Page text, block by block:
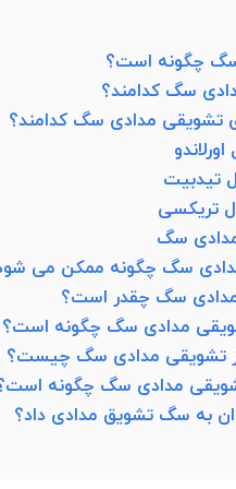
چگونه است؟
سگ کدامند؟
تشویقی مدادی سگ کدامند؟
تیدبیت
تریکسی
سگ
سگ چگونه ممکن می
سگ چقدر است؟
مدادی سگ چگونه است؟
از تشویقی مدادی سگ چیست؟
مدادی سگ چگونه
به سگ تشویق مدادی داد؟